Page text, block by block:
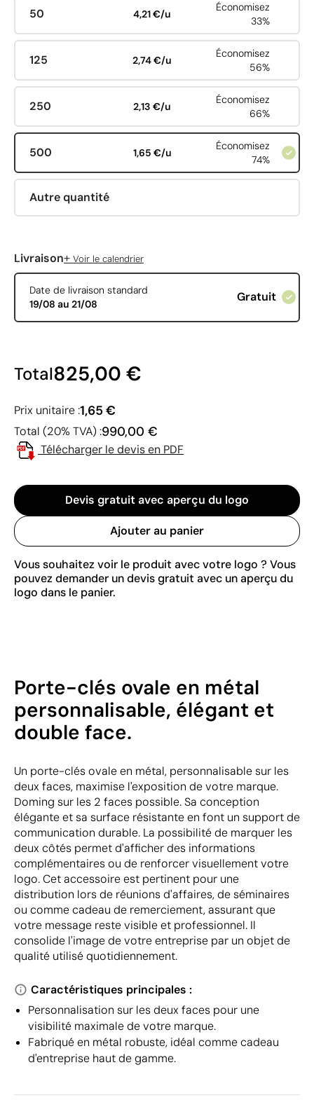
50 4,21 €/u
Économisez
33%
125 2,74 €/u
Économisez
56%
250 2,13 €/u
Économisez
66%
500 1,65 €/u
Économisez
74%
Autre quantité
Livraison+ Voir le calendrier
Date de livraison standard
19/08 au 21/08
Gratuit
Total825,00 €
Prix unitaire :1,65 €
Total (20% TVA) :990,00 €
Télécharger le devis en PDF
Devis gratuit avec aperçu du logo
Ajouter au panier
Vous souhaitez voir le produit avec votre logo ? Vous
pouvez demander un devis gratuit avec un aperçu du
logo dans le panier.
Porte-clés ovale en métal
personnalisable, élégant et
double face.
Un porte-clés ovale en métal, personnalisable sur les
deux faces, maximise l'exposition de votre marque.
Doming sur les 2 faces possible. Sa conception
élégante et sa surface résistante en font un support de
communication durable. La possibilité de marquer les
deux côtés permet d'afficher des informations
complémentaires ou de renforcer visuellement votre
logo. Cet accessoire est pertinent pour une
distribution lors de réunions d'affaires, de séminaires
ou comme cadeau de remerciement, assurant que
votre message reste visible et professionnel. Il
consolide l'image de votre entreprise par un objet de
qualité utilisé quotidiennement.
Caractéristiques principales :
Personnalisation sur les deux faces pour une
visibilité maximale de votre marque.
Fabriqué en métal robuste, idéal comme cadeau
d'entreprise haut de gamme.